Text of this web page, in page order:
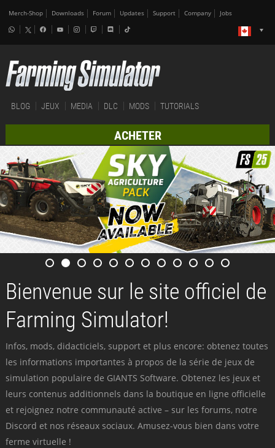
Merch-Shop Downloads Forum Updates Support Company Jobs
BLOG JEUX MEDIA DLC MODS TUTORIALS
ACHETER
Bienvenue sur le site officiel de
Farming Simulator!
Infos, mods, didacticiels, support et plus encore: obtenez toutes
les informations importantes à propos de la série de jeux de
simulation populaire de GIANTS Software. Obtenez les jeux et
leurs contenus additionnels dans la boutique en ligne officielle
et rejoignez notre communauté active – sur les forums, notre
Discord et nos réseaux sociaux. Amusez-vous bien dans votre
ferme virtuelle !